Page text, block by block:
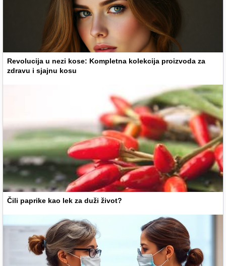
Revolucija u nezi kose: Kompletna kolekcija proizvoda za
zdravu i sjajnu kosu
Čili paprike kao lek za duži život?